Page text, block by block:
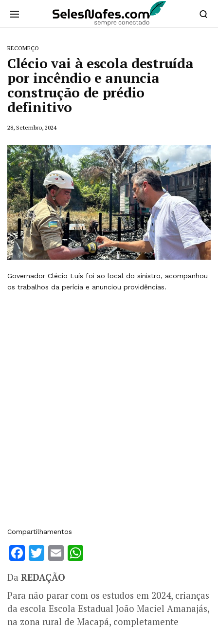
RECOMEÇO
Clécio vai à escola destruída
por incêndio e anuncia
construção de prédio
definitivo
28, Setembro, 2024
Governador Clécio Luís foi ao local do sinistro, acompanhou
os trabalhos da perícia e anunciou providências.
Compartilhamentos
Facebook
Twitter
Email
Da REDAÇÃO
Para não parar com os estudos em 2024, crianças
da escola Escola Estadual João Maciel Amanajás,
na zona rural de Macapá, completamente